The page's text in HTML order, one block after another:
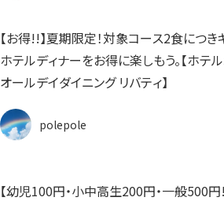
【お得!!】夏期限定！対象コース2食につ
ホテルディナーをお得に楽しもう。【ホテ
オールデイダイニング リバティ】
polepole
【幼児100円・小中高生200円・一般500